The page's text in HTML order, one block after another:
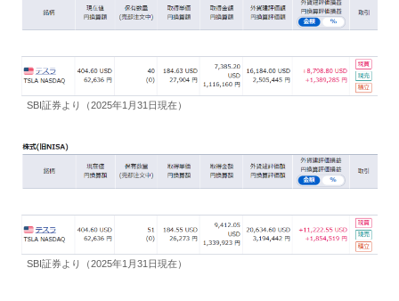
SBI証券より（2025年1月31日現在）
SBI証券より（2025年1月31日現在）